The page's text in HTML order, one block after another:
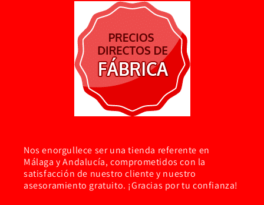
Nos enorgullece ser una tienda referente en
Málaga y Andalucía, comprometidos con la
satisfacción de nuestro cliente y nuestro
asesoramiento gratuito. ¡Gracias por tu confianza!